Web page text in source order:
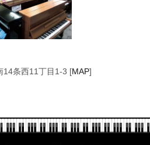
14条西11丁目1-3 [MAP]